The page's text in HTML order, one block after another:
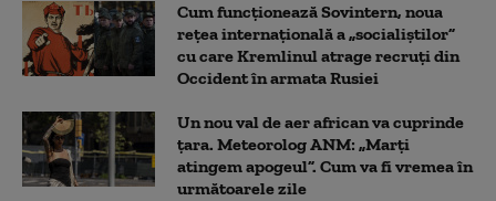
Cum funcționează Sovintern, noua
rețea internațională a „socialiștilor”
cu care Kremlinul atrage recruți din
Occident în armata Rusiei
Un nou val de aer african va cuprinde
țara. Meteorolog ANM: „Marți
atingem apogeul”. Cum va fi vremea în
următoarele zile